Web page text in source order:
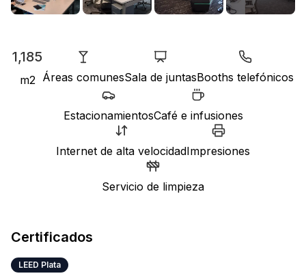
1,185
m2 Áreas comunesSala de juntasBooths telefónicos
EstacionamientosCafé e infusiones
Internet de alta velocidadImpresiones
Servicio de limpieza
Certificados
LEED Plata